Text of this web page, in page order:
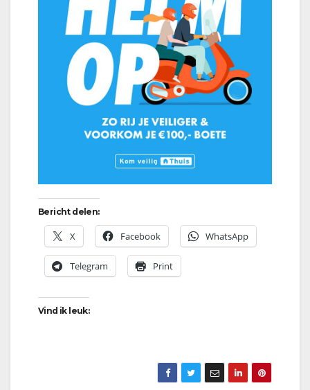
Bericht delen:
X Facebook WhatsApp
Telegram Print
Vind ik leuk: